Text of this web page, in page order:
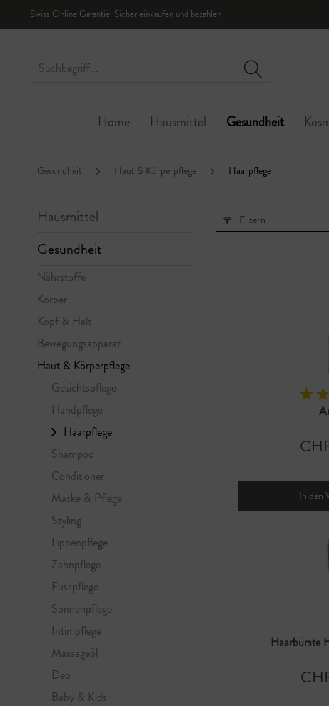
Swiss Online Garantie: Sicher einkaufen und bezahlen
Home Hausmittel Gesundheit
Gesundheit Haut & Körperpflege Haarpflege
Hausmittel
Gesundheit
Nährstoffe
Körper
Kopf & Hals
Bewegungsapparat
Haut & Körperpflege
Gesichtspflege
Handpflege
Haarpflege
Shampoo
Conditioner
Maske & Pflege
Styling
Lippenpflege
Zahnpflege
Fusspflege
Sonnenpflege
Intimpflege
Massageöl
Deo
Baby & Kids
Filtern
In den
Haarbürste